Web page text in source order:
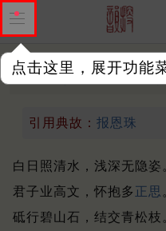
点击这里，展开功能
答友人 中唐 ·孟郊
引用典故： 报恩珠
白日照清水，浅深无隐姿
君子业高文，怀抱多 正思
砥行碧山石，结交青松枝